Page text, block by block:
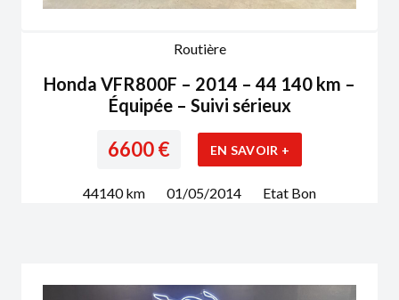
Routière
Honda VFR800F – 2014 – 44 140 km –
Équipée – Suivi sérieux
6600€ EN SAVOIR +
44140km 01/05/2014 Etat Bon